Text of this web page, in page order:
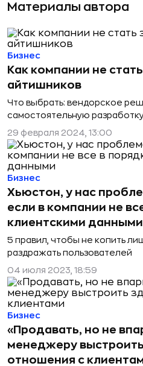
Материалы автора
Как компании не
айтишников
Что выбрать: вендорское
самостоятельную
Бизнес
29 февраля 2024, 13:00
Хьюстон, у нас
если в компании не
клиентскими данными
5 правил, чтобы не копить
раздражать пользователей
Бизнес
04 июля 2023, 18:59
«Продавать, но не
менеджеру
отношения с
Бизнес